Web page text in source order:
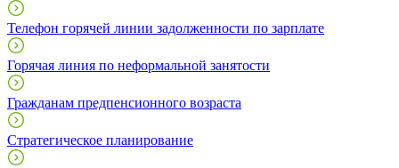
Телефон горячей линии задолженности по зарплате
Горячая линия по неформальной занятости
Гражданам предпенсионного возраста
Стратегическое планирование